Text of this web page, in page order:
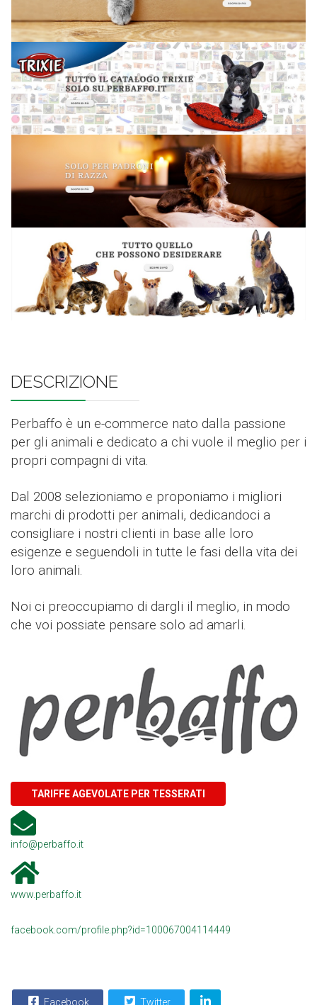
DESCRIZIONE
Perbaffo è un e-commerce nato dalla passione
per gli animali e dedicato a chi vuole il meglio per i
propri compagni di vita.
Dal 2008 selezioniamo e proponiamo i migliori
marchi di prodotti per animali, dedicandoci a
consigliare i nostri clienti in base alle loro
esigenze e seguendoli in tutte le fasi della vita dei
loro animali.
Noi ci preoccupiamo di dargli il meglio, in modo
che voi possiate pensare solo ad amarli.
TARIFFE AGEVOLATE PER TESSERATI
info@perbaffo.it
www.perbaffo.it
facebook.com/profile.php?id=100067004114449
Facebook Twitter